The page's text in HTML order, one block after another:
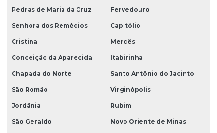
Pedras de Maria da Cruz Fervedouro
Senhora dos Remédios Capitólio
Cristina Mercês
Conceição da Aparecida Itabirinha
Chapada do Norte Santo Antônio do Jacinto
São Romão Virginópolis
Jordânia Rubim
São Geraldo Novo Oriente de Minas